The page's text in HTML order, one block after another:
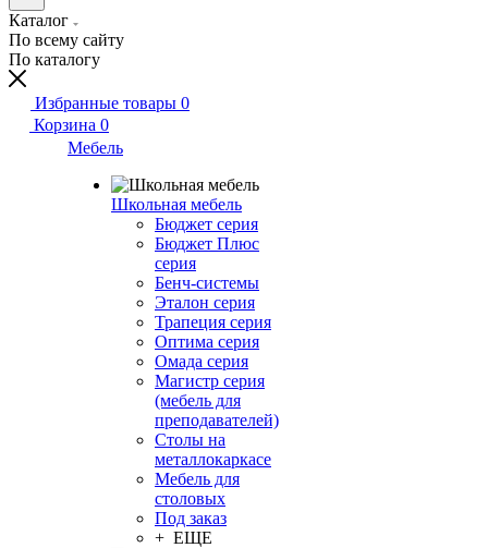
Каталог
По всему сайту
По каталогу
Избранные товары 0
Корзина 0
Мебель
Школьная мебель
Бюджет серия
Бюджет Плюс
серия
Бенч-системы
Эталон серия
Трапеция серия
Оптима серия
Омада серия
Магистр серия
(мебель для
преподавателей)
Столы на
металлокаркасе
Мебель для
столовых
Под заказ
+ ЕЩЕ